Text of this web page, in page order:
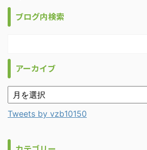
ブログ内検索
アーカイブ
Tweets by vzb10150